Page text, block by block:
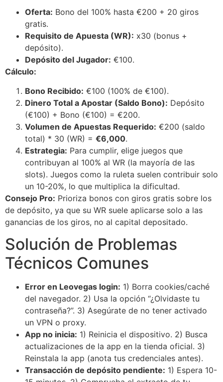
Oferta: Bono del 100% hasta €200 + 20 giros
gratis.
Requisito de Apuesta (WR): x30 (bonus +
depósito).
Depósito del Jugador: €100.
Cálculo:
Bono Recibido: €100 (100% de €100).
Dinero Total a Apostar (Saldo Bono): Depósito
(€100) + Bono (€100) = €200.
Volumen de Apuestas Requerido: €200 (saldo
total) * 30 (WR) = €6,000.
Estrategia: Para cumplir, elige juegos que
contribuyan al 100% al WR (la mayoría de las
slots). Juegos como la ruleta suelen contribuir solo
un 10-20%, lo que multiplica la dificultad.
Consejo Pro: Prioriza bonos con giros gratis sobre los
de depósito, ya que su WR suele aplicarse solo a las
ganancias de los giros, no al capital depositado.
Solución de Problemas
Técnicos Comunes
Error en Leovegas login: 1) Borra cookies/caché
del navegador. 2) Usa la opción “¿Olvidaste tu
contraseña?”. 3) Asegúrate de no tener activado
un VPN o proxy.
App no inicia: 1) Reinicia el dispositivo. 2) Busca
actualizaciones de la app en la tienda oficial. 3)
Reinstala la app (anota tus credenciales antes).
Transacción de depósito pendiente: 1) Espera 10-